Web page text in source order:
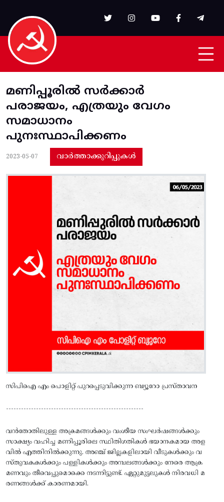
മണിപ്പൂരിൽ സർക്കാർ
പരാജയം, എത്രയും വേഗം
സമാധാനം
പുനഃസ്ഥാപിക്കണം
2023-05-07 വാർത്താക്കുറിപ്പുകൾ
സിപിഐ എം പൊളിറ്റ് പുറപ്പെടുവിക്കുന്ന ബ്യൂറോ പ്രസ്താവന
-------------------------------------------------------
വൻതോതിലുള്ള അക്രമങ്ങൾക്കും വംശീയ സംഘർഷങ്ങൾക്കും
സാക്ഷ്യം വഹിച്ച മണിപ്പൂരിലെ സ്ഥിതിഗതികൾ ഭയാനകമായ അള
വിൽ എത്തിനിൽക്കുന്നു. അഞ്ച് ജില്ലകളിലായി വീടുകൾക്കും വ
സ്തുവകകൾക്കും പള്ളികൾക്കും അമ്പലങ്ങൾക്കും നേരെ ആക്ര
മണവും തീവെപ്പുമൊക്കെ നടന്നിട്ടുണ്ട്. ഏറ്റുമുട്ടലുകൾ നിരവധി മ
രണങ്ങൾക്ക് കാരണമായി.